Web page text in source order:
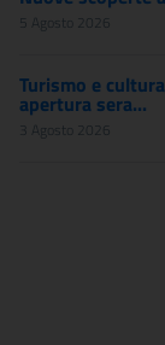
5 Agosto 2026
Turismo e
apertura sera...
3 Agosto 2026